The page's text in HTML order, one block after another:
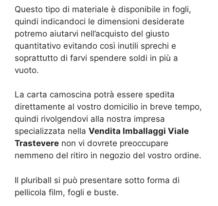
Questo tipo di materiale è disponibile in fogli,
quindi indicandoci le dimensioni desiderate
potremo aiutarvi nell’acquisto del giusto
quantitativo evitando così inutili sprechi e
soprattutto di farvi spendere soldi in più a
vuoto.
La carta camoscina potrà essere spedita
direttamente al vostro domicilio in breve tempo,
quindi rivolgendovi alla nostra impresa
specializzata nella Vendita Imballaggi Viale
Trastevere non vi dovrete preoccupare
nemmeno del ritiro in negozio del vostro ordine.
Il pluriball si può presentare sotto forma di
pellicola film, fogli e buste.